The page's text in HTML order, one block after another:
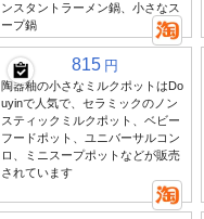
ンスタントラーメン鍋、小さなス
ープ鍋
815 円
陶器釉の小さなミルクポットはDo
uyinで人気で、セラミックのノン
スティックミルクポット、ベビー
フードポット、ユニバーサルコン
ロ、ミニスープポットなどが販売
されています